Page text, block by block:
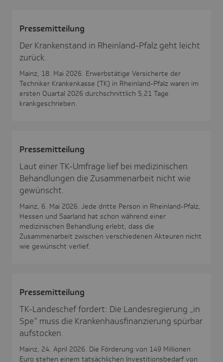
Pres­se­mit­tei­lung
Der Krankenstand in Rheinland-Pfalz geht leicht
zurück.
Mainz, 18. Mai 2026. Erwerbstätige Versicherte der
Techniker Krankenkasse (TK) in Rheinland-Pfalz waren im
ersten Quartal 2026 durchschnittlich 5,21 Tage
krankgeschrieben.
Pres­se­mit­tei­lung
Laut einer TK-Umfrage lief bei medizinischen
Behandlungen die Zusammenarbeit nicht wie
gewünscht.
Mainz, 6. Mai 2026. Jede dritte Person in Rheinland-Pfalz,
Hessen und Saarland hat schon während einer
medizinischen Behandlung erlebt, dass die
Zusammenarbeit zwischen verschiedenen Akteuren nicht
wie gewünscht verlief.
Pres­se­mit­tei­lung
TK-Landeschef fordert: Die Landesregierung „in
Spe“ muss die Krankenhausfinanzierung spürbar
aufstocken.
Mainz, 24. April 2026. Die Förderung von 149 Millionen
Euro stehen einem tatsächlichen Investitionsbedarf von